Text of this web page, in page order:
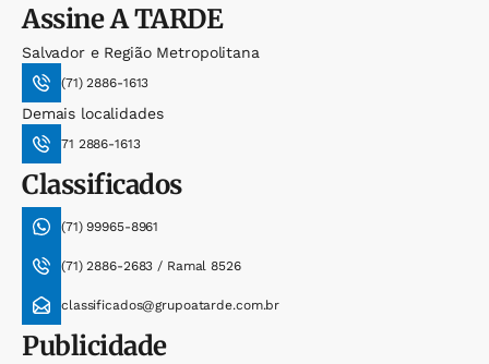
AssineA TARDE
Salvador e Região Metropolitana
(71) 2886-1613
Demais localidades
71 2886-1613
Classificados
(71) 99965-8961
(71) 2886-2683 / Ramal 8526
classificados@grupoatarde.com.br
Publicidade